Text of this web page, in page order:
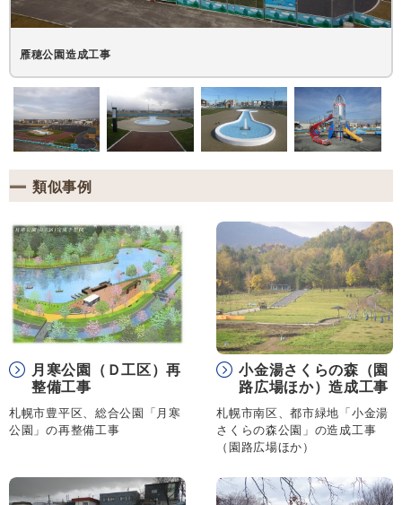
雁穂公園造成工事
類似事例
月寒公園（Ｄ工区）再
整備工事
札幌市豊平区、総合公園「月寒
公園」の再整備工事
小金湯さくらの森（園
路広場ほか）造成工事
札幌市南区、都市緑地「小金湯
さくらの森公園」の造成工事
（園路広場ほか）